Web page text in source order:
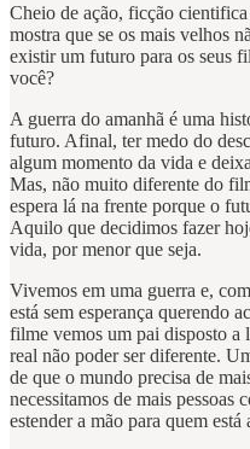
Cheio de ação, ficção
mostra que se os mais velhos
existir um futuro para os seus
você?
A guerra do amanhã é uma
futuro. Afinal, ter medo do
algum momento da vida e
Mas, não muito diferente do
espera lá na frente porque o
Aquilo que decidimos fazer
vida, por menor que seja.
Vivemos em uma guerra e,
está sem esperança querendo
filme vemos um pai disposto a
real não poder ser diferente.
de que o mundo precisa de
necessitamos de mais pessoas
estender a mão para quem está